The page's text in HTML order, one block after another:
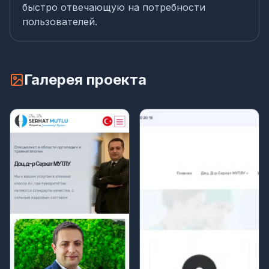
быстро отвечающую на потребности
пользователей.
Галерея проекта